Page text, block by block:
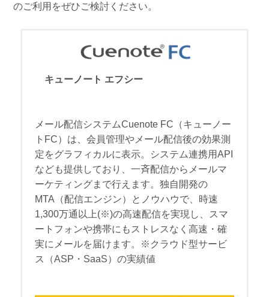
のご利用をぜひご検討ください。
キューノート エフシー
メール配信システムCuenote FC（キューノー
トFC）は、会員管理やメール配信後の効果測
定をグラフィカルに表示。システム連携用API
なども提供しており、一斉配信からメールマ
ーケティングまで行えます。独自開発の
MTA（配信エンジン）とノウハウで、時速
1,300万通以上(※)の高速配信を実現し、スマ
ートフォンや携帯にもストレスなく高速・確
実にメールを届けます。※クラウド型サービ
ス（ASP・SaaS）の実績値